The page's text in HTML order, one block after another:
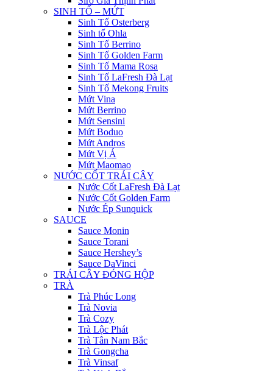
SINH TỐ – MỨT
Sinh Tố Osterberg
Sinh tố Ohla
Sinh Tố Berrino
Sinh Tố Golden Farm
Sinh Tố Mama Rosa
Sinh Tố LaFresh Đà Lạt
Sinh Tố Mekong Fruits
Mứt Vina
Mứt Berrino
Mứt Sensini
Mứt Boduo
Mứt Andros
Mứt Vị Á
Mứt Maomao
NƯỚC CỐT TRÁI CÂY
Nước Cốt LaFresh Đà Lạt
Nước Cốt Golden Farm
Nước Ép Sunquick
SAUCE
Sauce Monin
Sauce Torani
Sauce Hershey’s
Sauce DaVinci
TRÁI CÂY ĐÓNG HỘP
TRÀ
Trà Phúc Long
Trà Novia
Trà Cozy
Trà Lộc Phát
Trà Tân Nam Bắc
Trà Gongcha
Trà Vinsaf